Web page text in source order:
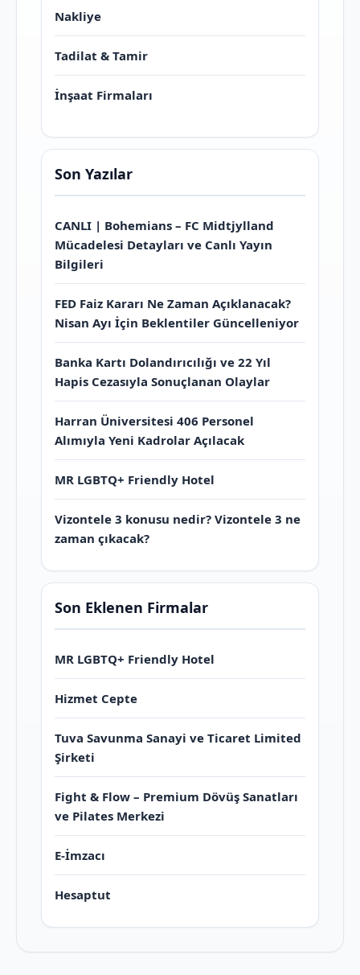
Nakliye
Tadilat & Tamir
İnşaat Firmaları
Son Yazılar
CANLI | Bohemians – FC Midtjylland
Mücadelesi Detayları ve Canlı Yayın
Bilgileri
FED Faiz Kararı Ne Zaman Açıklanacak?
Nisan Ayı İçin Beklentiler Güncelleniyor
Banka Kartı Dolandırıcılığı ve 22 Yıl
Hapis Cezasıyla Sonuçlanan Olaylar
Harran Üniversitesi 406 Personel
Alımıyla Yeni Kadrolar Açılacak
MR LGBTQ+ Friendly Hotel
Vizontele 3 konusu nedir? Vizontele 3 ne
zaman çıkacak?
Son Eklenen Firmalar
MR LGBTQ+ Friendly Hotel
Hizmet Cepte
Tuva Savunma Sanayi ve Ticaret Limited
Şirketi
Fight & Flow – Premium Dövüş Sanatları
ve Pilates Merkezi
E-İmzacı
Hesaptut